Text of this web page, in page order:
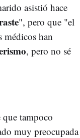
asistió hace
", pero que "el
médicos han
, pero no sé
tampoco
muy preocupada